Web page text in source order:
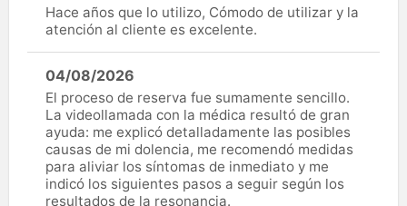
Hace años que lo utilizo, Cómodo de utilizar y la
atención al cliente es excelente.
04/08/2026
El proceso de reserva fue sumamente sencillo.
La videollamada con la médica resultó de gran
ayuda: me explicó detalladamente las posibles
causas de mi dolencia, me recomendó medidas
para aliviar los síntomas de inmediato y me
indicó los siguientes pasos a seguir según los
resultados de la resonancia.